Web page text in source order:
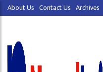
About Us Contact Us Archives